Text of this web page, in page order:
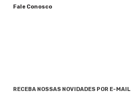
Fale Conosco
RECEBA NOSSAS NOVIDADES POR E-MAIL